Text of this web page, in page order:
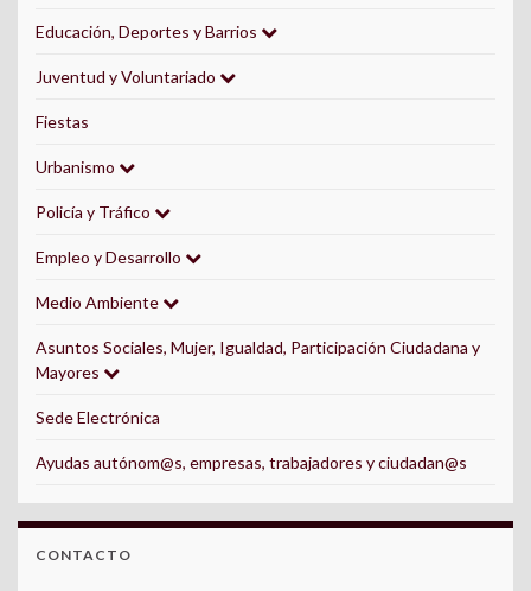
Educación, Deportes y Barrios
Juventud y Voluntariado
Fiestas
Urbanismo
Policía y Tráfico
Empleo y Desarrollo
Medio Ambiente
Asuntos Sociales, Mujer, Igualdad, Participación Ciudadana y
Mayores
Sede Electrónica
Ayudas autónom@s, empresas, trabajadores y ciudadan@s
CONTACTO